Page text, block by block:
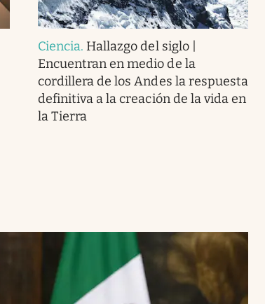
Ciencia. Hallazgo del siglo |
Encuentran en medio de la
cordillera de los Andes la respuesta
definitiva a la creación de la vida en
la Tierra